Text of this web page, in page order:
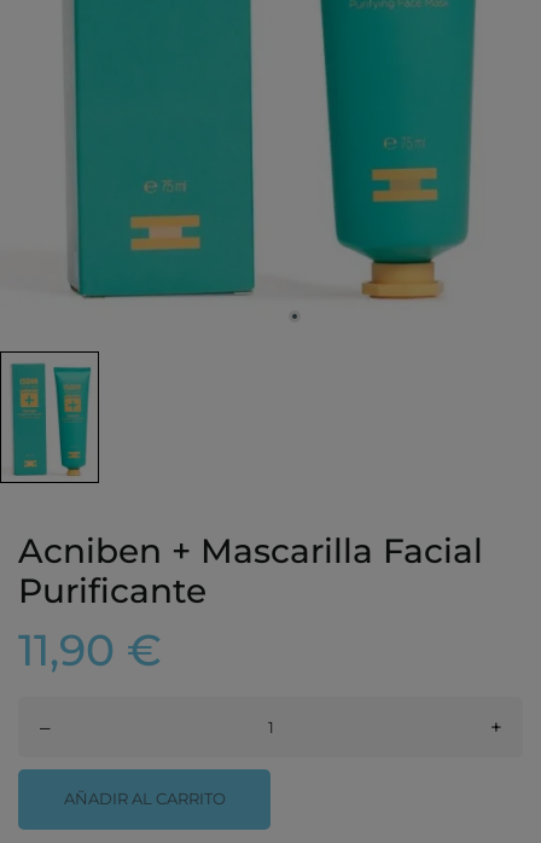
Acniben + Mascarilla Facial
Purificante
11,90 €
– +
AÑADIR AL CARRITO